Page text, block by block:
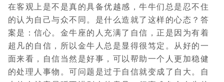
在客观上是不是真的具备优越感，牛牛们总是忍不住
的认为自己与众不同。是什么造就了这样的心态？答
案是：信心。金牛座的人充满了自信，正是因为有着
超凡的自信，所以金牛人总是显得很笃定。从好的一
面来看，自信当然是好事，可以帮助一个人更加稳健
的处理人事物。可问题是过于自信就变成了自大。自